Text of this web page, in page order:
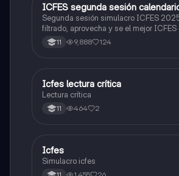
ICFES: Lectura Crítica
ICFES segunda sesión
Segunda sesión simulacro ICFES
filtrado, aprovecha y se el mejor
poder ingresar a universidad, y estudiar
carrera con la que tanto sueñas.
11 9,888 124
Lengua Castellana
Icfes lectura crítica
Lectura crítica
11 464 2
ICFES: Sociales y Ciudadanas
Icfes
Simulacro icfes